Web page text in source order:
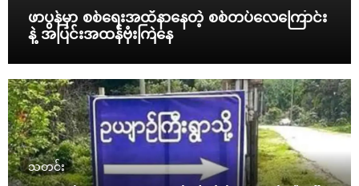
ဖာပွန်မှာ စစ်ရေးအထိနာနေတဲ့ စစ်တပ်လေကြောင်း
နဲ့ အပြင်းအထန်ဗုံးကြဲနေ
သတင်း